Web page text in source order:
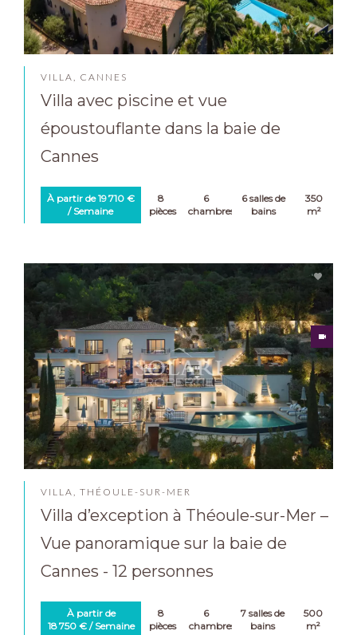
VILLA, CANNES
Villa avec piscine et vue
époustouflante dans la baie de
Cannes
À partir de 19 710 €
/ Semaine
8
pièces
6
chambres
6 salles de
bains
350
m²
VILLA, THÉOULE-SUR-MER
Villa d’exception à Théoule-sur-Mer –
Vue panoramique sur la baie de
Cannes - 12 personnes
À partir de
18 750 € / Semaine
8
pièces
6
chambres
7 salles de
bains
500
m²